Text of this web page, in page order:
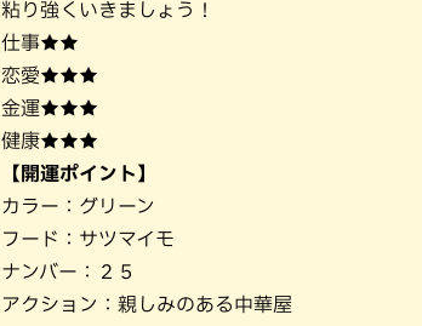
粘り強くいきましょう！
仕事★★
恋愛★★★
金運★★★
健康★★★
【開運ポイント】
カラー：グリーン
フード：サツマイモ
ナンバー：２５
アクション：親しみのある中華屋